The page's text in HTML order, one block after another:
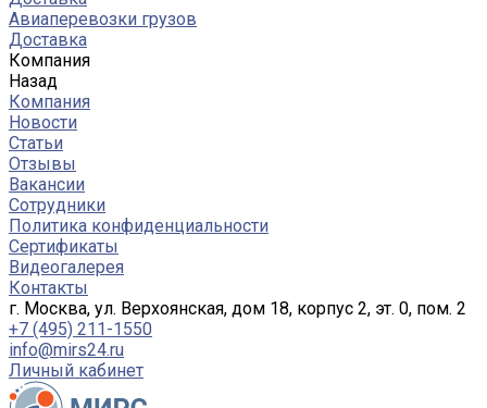
Авиаперевозки грузов
Доставка
Компания
Назад
Компания
Новости
Статьи
Отзывы
Вакансии
Сотрудники
Политика конфиденциальности
Сертификаты
Видеогалерея
Контакты
г. Москва, ул. Верхоянская, дом 18, корпус 2, эт. 0, пом. 2
+7 (495) 211-1550
info@mirs24.ru
Личный кабинет